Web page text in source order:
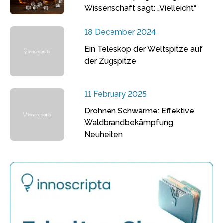
Wissenschaft sagt: „Vielleicht“
18 December 2024
Ein Teleskop der Weltspitze auf
der Zugspitze
11 February 2025
Drohnen Schwärme: Effektive
Waldbrandbekämpfung
Neuheiten